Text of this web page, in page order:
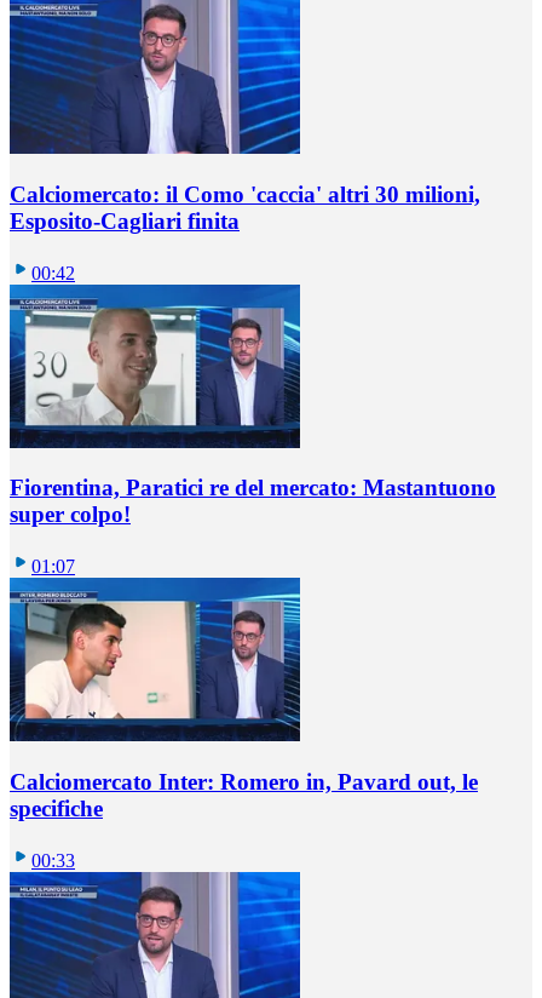
Calciomercato: il Como 'caccia' altri 30 milioni,
Esposito-Cagliari finita
00:42
Fiorentina, Paratici re del mercato: Mastantuono
super colpo!
01:07
Calciomercato Inter: Romero in, Pavard out, le
specifiche
00:33